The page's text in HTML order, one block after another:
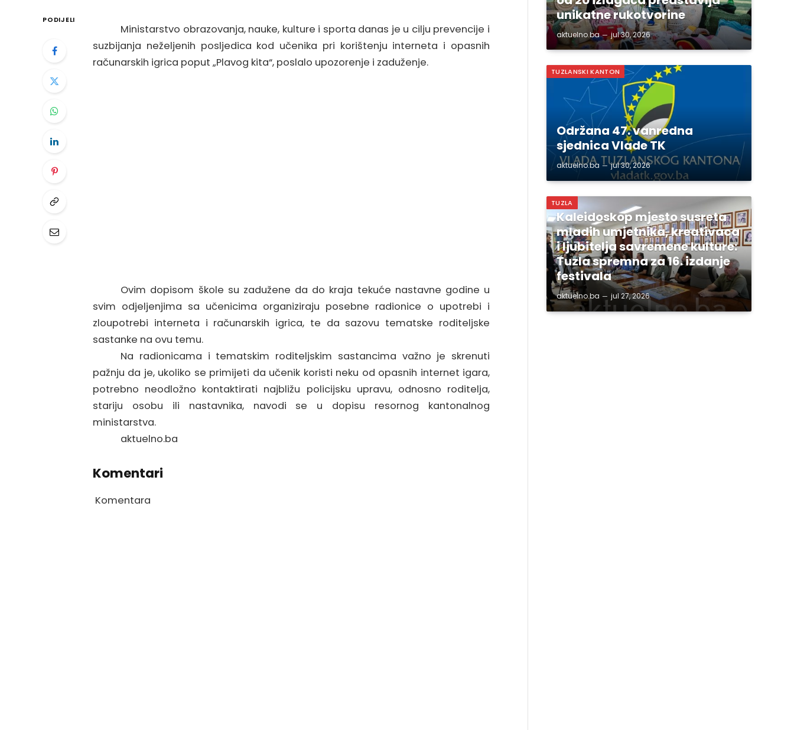
PODIJELI
Ministarstvo obrazovanja, nauke, kulture i sporta danas je u cilju prevencije i
suzbijanja neželjenih posljedica kod učenika pri korištenju interneta i opasnih
računarskih igrica poput „Plavog kita“, poslalo upozorenje i zaduženje.
Ovim dopisom škole su zadužene da do kraja tekuće nastavne godine u
svim odjeljenjima sa učenicima organiziraju posebne radionice o upotrebi i
zloupotrebi interneta i računarskih igrica, te da sazovu tematske roditeljske
sastanke na ovu temu.
Na radionicama i tematskim roditeljskim sastancima važno je skrenuti
pažnju da je, ukoliko se primijeti da učenik koristi neku od opasnih internet igara,
potrebno neodložno kontaktirati najbližu policijsku upravu, odnosno roditelja,
stariju osobu ili nastavnika, navodi se u dopisu resornog kantonalnog
ministarstva.
aktuelno.ba
Komentari
Komentara
unikatne rukotvorine
aktuelno.ba jul 30, 2026
TUZLANSKI KANTON
Održana 47. vanredna
sjednica Vlade TK
aktuelno.ba jul 30, 2026
TUZLA
Kaleidoskop mjesto susreta
mladih umjetnika, kreativaca
i ljubitelja savremene kulture:
Tuzla spremna za 16. izdanje
festivala
aktuelno.ba jul 27, 2026